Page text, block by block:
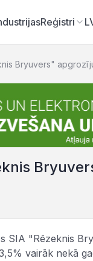
Reģistri
Bryuvers"
SIA "Rēzeknis
vairāk nekā